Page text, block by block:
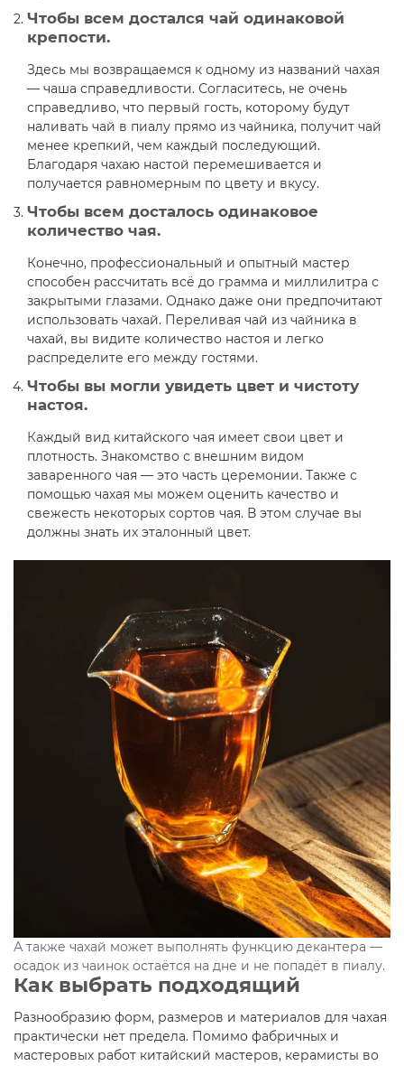
Чтобы всем достался чай одинаковой
крепости.
Здесь мы возвращаемся к одному из названий чахая
— чаша справедливости. Согласитесь, не очень
справедливо, что первый гость, которому будут
наливать чай в пиалу прямо из чайника, получит чай
менее крепкий, чем каждый последующий.
Благодаря чахаю настой перемешивается и
получается равномерным по цвету и вкусу.
Чтобы всем досталось одинаковое
количество чая.
Конечно, профессиональный и опытный мастер
способен рассчитать всё до грамма и миллилитра с
закрытыми глазами. Однако даже они предпочитают
использовать чахай. Переливая чай из чайника в
чахай, вы видите количество настоя и легко
распределите его между гостями.
Чтобы вы могли увидеть цвет и чистоту
настоя.
Каждый вид китайского чая имеет свои цвет и
плотность. Знакомство с внешним видом
заваренного чая — это часть церемонии. Также с
помощью чахая мы можем оценить качество и
свежесть некоторых сортов чая. В этом случае вы
должны знать их эталонный цвет.
А также чахай может выполнять функцию декантера —
осадок из чаинок остаётся на дне и не попадёт в пиалу.
Как выбрать подходящий
Разнообразию форм, размеров и материалов для чахая
практически нет предела. Помимо фабричных и
мастеровых работ китайский мастеров, керамисты во